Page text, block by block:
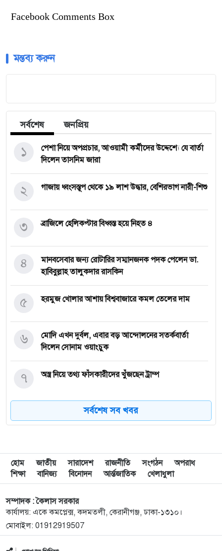
Facebook Comments Box
মন্তব্য করুন
সর্বশেষ জনপ্রিয়
পেশা নিয়ে অপপ্রচার, আওয়ামী কর্মীদের উদ্দেশ্যে যে বার্তা
দিলেন তাসনিম জারা
১
গাজায় ধ্বংসস্তূপ থেকে ১৯ লাশ উদ্ধার, বেশিরভাগ নারী-শিশু
২
ব্রাজিলে হেলিকপ্টার বিধ্বস্ত হয়ে নিহত ৪
৩
মানবসেবার জন্য রোটারির সম্মানজনক পদক পেলেন ডা.
হাবিবুল্লাহ তালুকদার রাসকিন
৪
হরমুজ খোলার আশায় বিশ্ববাজারে কমল তেলের দাম
৫
মোদি এখন দুর্বল, এবার বড় আন্দোলনের সতর্কবার্তা
দিলেন সোনাম ওয়াংচুক
৬
অস্ত্র নিয়ে তথ্য ফাঁসকারীদের খুঁজছেন ট্রাম্প
৭
দেশে স্বর্ণের দামে বড় লাফ
নিহত ৮
৯
রাষ্ট্রপতি নির্বাচন ইসির সাংবিধানিক এখতিয়ার: সালাহউদ্দিন
আহমদ
১০
‘জুলাইয়ের লেন্স’ প্রদর্শনীতে ফুটে উঠেছে গণঅভ্যুত্থানের
ভয়াবহতা
১১
সর্বশেষ সব খবর
হোম জাতীয় সারাদেশ রাজনীতি সংগঠন
অপরাধ
শিক্ষা
বানিজ্য বিনোদন আর্ন্তজাতিক খেলাধুলা
সম্পাদক : কৈলাস সরকার
কার্যালয়: একে কমপ্লেক্স, কদমতলী, কেরানীগঞ্জ, ঢাকা-১৩১০।
মোবাইল: 01912919507